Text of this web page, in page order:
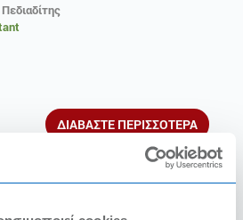
ΔΙΑΒΑΣΤΕ ΠΕΡΙΣΣΟΤΕΡΑ